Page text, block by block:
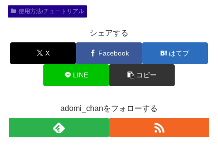
使用方法/チュートリアル
シェアする
X Facebook はてブ
LINE コピー
adomi_chanをフォローする